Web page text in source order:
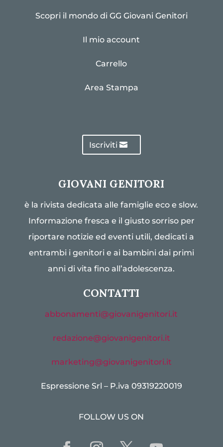
Scopri il mondo di GG Giovani Genitori
Il mio account
Carrello
Area Stampa
Iscriviti
GIOVANI GENITORI
è la rivista dedicata alle famiglie eco e slow.
Informazione fresca e il giusto sorriso per
riportare notizie ed eventi utili, dedicati a
entrambi i genitori e ai bambini dai primi
anni di vita fino all’adolescenza.
CONTATTI
abbonamenti@giovanigenitori.it
redazione@giovanigenitori.it
marketing@giovanigenitori.it
Espressione Srl – P.iva 09319220019
FOLLOW US ON